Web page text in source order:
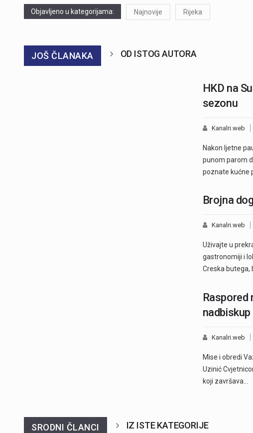
Objavljeno u kategorijama: Najnovije Rijeka
JOŠ ČLANAKA OD ISTOG AUTORA
HKD na
sezonu
Kanalri.web
Nakon ljetne
punom parom
poznate kućne
Brojna
Kanalri.web
Uživajte u
gastronomiji i
Creska butega,
Raspored
Kanalri.web
Mise i obredi
Uzinić
koji završava…
SRODNI ČLANCI IZ ISTE KATEGORIJE